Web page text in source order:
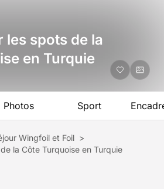
les spots de la
en Turquie
Photos Sport
Wingfoil et Foil >
la Côte Turquoise en Turquie